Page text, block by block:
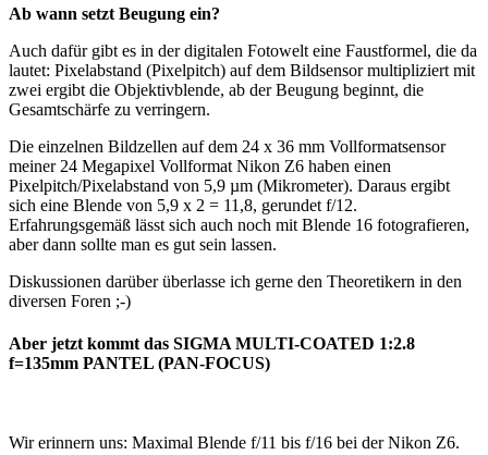
Ab wann setzt Beugung ein?
Auch dafür gibt es in der digitalen Fotowelt eine Faustformel, die da
lautet: Pixelabstand (Pixelpitch) auf dem Bildsensor multipliziert mit
zwei ergibt die Objektivblende, ab der Beugung beginnt, die
Gesamtschärfe zu verringern.
Die einzelnen Bildzellen auf dem 24 x 36 mm Vollformatsensor
meiner 24 Megapixel Vollformat Nikon Z6 haben einen
Pixelpitch/Pixelabstand von 5,9 µm (Mikrometer). Daraus ergibt
sich eine Blende von 5,9 x 2 = 11,8, gerundet f/12.
Erfahrungsgemäß lässt sich auch noch mit Blende 16 fotografieren,
aber dann sollte man es gut sein lassen.
Diskussionen darüber überlasse ich gerne den Theoretikern in den
diversen Foren ;-)
Aber jetzt kommt das SIGMA MULTI-COATED 1:2.8
f=135mm PANTEL (PAN-FOCUS)
Wir erinnern uns: Maximal Blende f/11 bis f/16 bei der Nikon Z6.